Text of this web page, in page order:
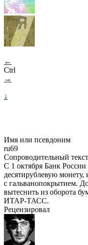
←
Ctrl
→
↓
Имя или псевдоним
ru69
Сопроводительный текст
С 1 октября Банк
десятирублевую монету,
с гальванопокрытием.
вытеснить из оборота
ИТАР-ТАСС.
Рецензировал